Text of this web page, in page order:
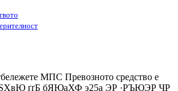
МПС Превозното средство е
ґґБ бЯЮаХФ э25a ЭР ·РЪЮЭР ЧР